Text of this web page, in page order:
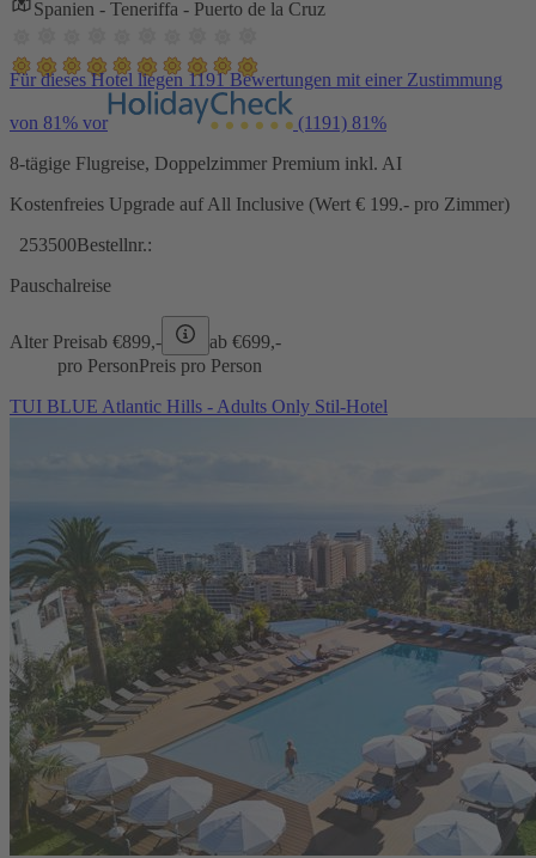
Spanien - Teneriffa - Puerto de la Cruz
Für dieses Hotel liegen 1191 Bewertungen mit einer Zustimmung
von 81% vor (1191) 81%
8-tägige Flugreise, Doppelzimmer Premium inkl. AI
Kostenfreies Upgrade auf All Inclusive (Wert € 199.- pro Zimmer)
253500Bestellnr.:
Pauschalreise
Alter Preisab €899,- ab €699,-
pro PersonPreis pro Person
TUI BLUE Atlantic Hills - Adults Only Stil-Hotel